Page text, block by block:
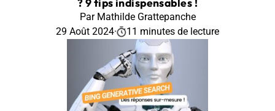
Par Mathilde Grattepanche
29 Août 2024· 11 minutes de lecture